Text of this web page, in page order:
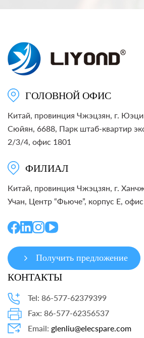
ГОЛОВНОЙ ОФИС
Китай, провинция Чжэцзян, г.
Сюйян, 6688, Парк штаб-квартир
2/3/4, офис 1801
ФИЛИАЛ
Китай, провинция Чжэцзян, г.
Учан, Центр “Фьюче”, корпус E,
Получить предложение
КОНТАКТЫ
Tel: 86-577-62379399
Fax: 86-577-62356537
Email: glenliu@elecspare.com